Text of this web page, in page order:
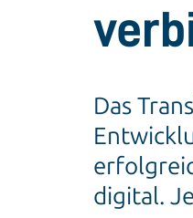
Das
digital.